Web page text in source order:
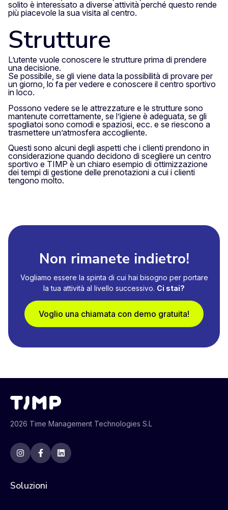
solito è interessato a diverse attività perché questo rende
più piacevole la sua visita al centro.
Strutture
L’utente vuole conoscere le strutture prima di prendere
una decisione.
Se possibile, se gli viene data la possibilità di provare per
un giorno, lo fa per vedere e conoscere il centro sportivo
in loco.
Possono vedere se le attrezzature e le strutture sono
mantenute correttamente, se l’igiene è adeguata, se gli
spogliatoi sono comodi e spaziosi, ecc. e se riescono a
trasmettere un’atmosfera accogliente.
Questi sono alcuni degli aspetti che i clienti prendono in
considerazione quando decidono di scegliere un centro
sportivo e TIMP è un chiaro esempio di ottimizzazione
dei tempi di gestione delle prenotazioni a cui i clienti
tengono molto.
Non rimanete indietro!
Vogliamo essere la spinta di cui hai bisogno per portare
la tua attività al livello successivo. Ci stai?
Voglio una chiamata con demo gratuita!
2026 Time Management Technologies S.L
Soluzioni